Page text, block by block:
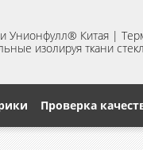
Унионфулл® Китая |
изолируя ткани
Проверка